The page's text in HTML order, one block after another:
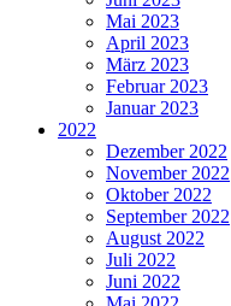
Mai 2023
April 2023
März 2023
Februar 2023
Januar 2023
2022
Dezember 2022
November 2022
Oktober 2022
September 2022
August 2022
Juli 2022
Juni 2022